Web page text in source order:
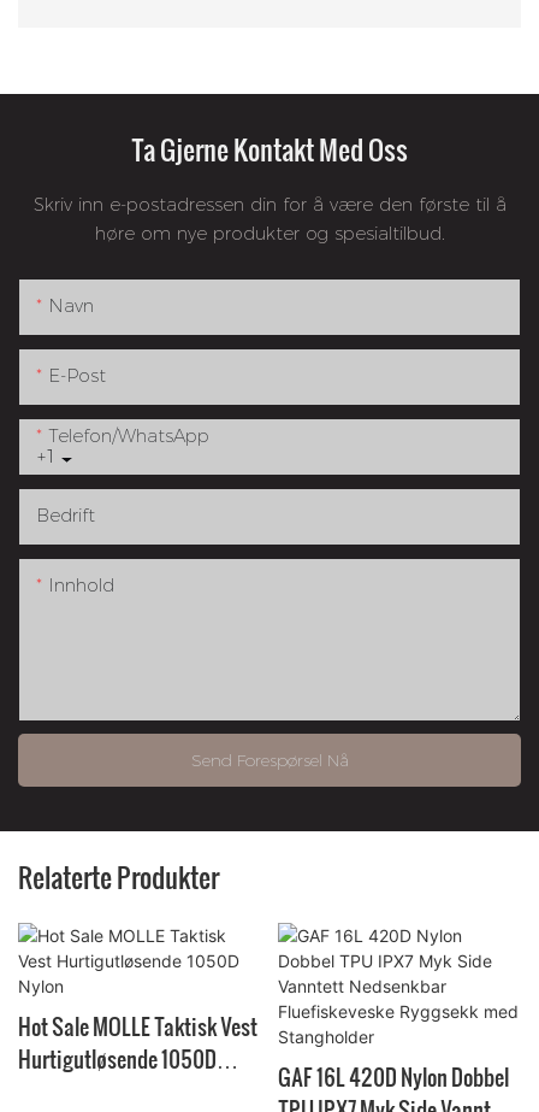
Ta Gjerne Kontakt Med Oss
Skriv inn e-postadressen din for å være den første til å
høre om nye produkter og spesialtilbud.
Navn
E-Post
+1
Telefon/whatsApp
Bedrift
Innhold
Send Forespørsel Nå
Relaterte Produkter
Hot Sale MOLLE Taktisk Vest
Hurtigutløsende 1050D
GAF 16L 420D Nylon Dobbel